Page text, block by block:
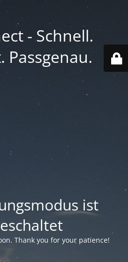
- Schnell.
Passgenau.
ist
Thank you for your patience!